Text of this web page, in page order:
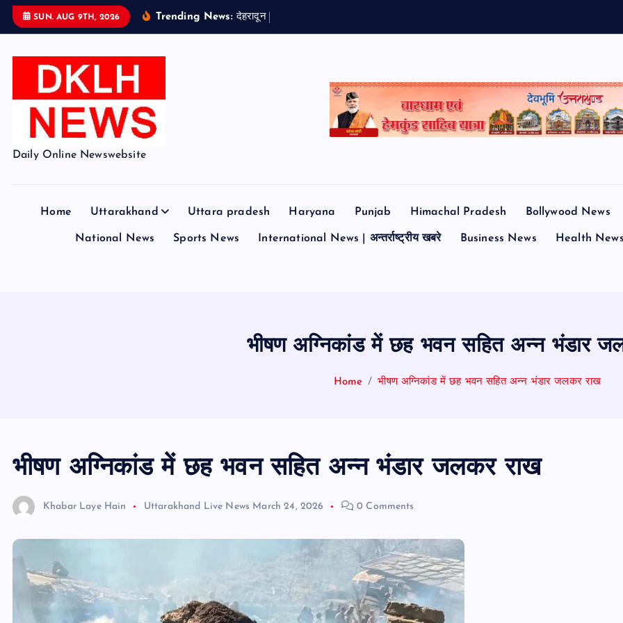
SUN. AUG 9TH, 2026 Trending News: दहरदन
Daily Online Newswebsite
Home Uttarakhand Uttara pradesh Haryana Punjab Himachal Pradesh Bollywood News
National News Sports News International News | अन्तर्राष्ट्रीय खबरे Business News Health News
भीषण अग्निकांड में छह भवन सहित अन्न भंडार
Home भीषण अग्निकांड में छह भवन सहित अन्न भंडार जलकर राख
भीषण अग्निकांड में छह भवन सहित अन्न भंडार जलकर राख
Khabar Laye Hain Uttarakhand Live News March 24, 2026 0 Comments